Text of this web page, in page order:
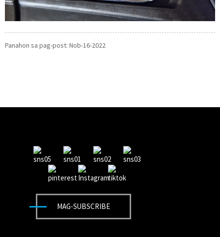
Panahon sa pag-post: Nob-16-2022
MAG-SUBSCRIBE